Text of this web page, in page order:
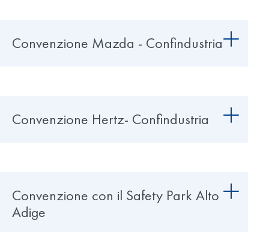
Convenzione Mazda - Confindustria
Convenzione Hertz- Confindustria
Convenzione con il Safety Park Alto
Adige